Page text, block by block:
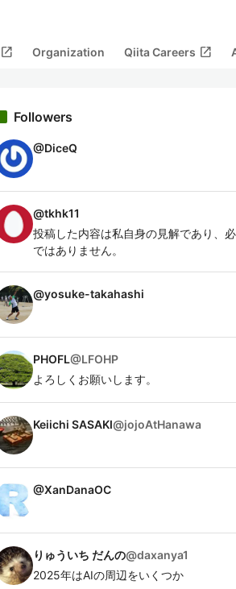
open_in_new Organization Qiita Careers open_in_new
Followers
@DiceQ
@tkhk11
投稿した内容は私自身の見解であり、
ではありません。
@yosuke-takahashi
PHOFL@LFOHP
よろしくお願いします。
Keiichi SASAKI@jojoAtHanawa
@XanDanaOC
りゅういち だんの@daxanya1
2025年はAIの周辺をいくつか